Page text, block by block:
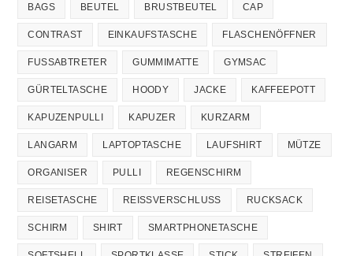
BAGS BEUTEL BRUSTBEUTEL CAP
CONTRAST EINKAUFSTASCHE FLASCHENÖFFNER
FUSSABTRETER GUMMIMATTE GYMSAC
GÜRTELTASCHE HOODY JACKE KAFFEEPOTT
KAPUZENPULLI KAPUZER KURZARM
LANGARM LAPTOPTASCHE LAUFSHIRT MÜTZE
ORGANISER PULLI REGENSCHIRM
REISETASCHE REISSVERSCHLUSS RUCKSACK
SCHIRM SHIRT SMARTPHONETASCHE